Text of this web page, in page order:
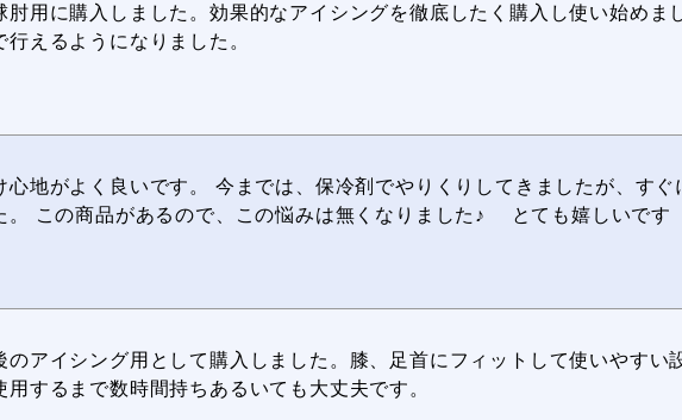
肘用に購入しました。効果的なアイシングを徹底したく購入し使い始めま
行えるようになりました。
心地がよく良いです。 今までは、保冷剤でやりくりしてきましたが、す
。 この商品があるので、この悩みは無くなりました♪ とても嬉しいです
のアイシング用として購入しました。膝、足首にフィットして使いやすい
用するまで数時間持ちあるいても大丈夫です。